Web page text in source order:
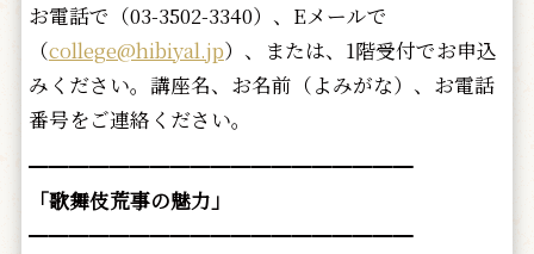
お電話で（03-3502-3340）、Eメールで
（college@hibiyal.jp）、または、1階受付でお申込
みください。講座名、お名前（よみがな）、お電話
番号をご連絡ください。
━━━━━━━━━━━━━━━━━━━
「歌舞伎荒事の魅力」
━━━━━━━━━━━━━━━━━━━